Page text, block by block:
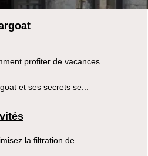
profiter de vacances...
et ses secrets se...
la filtration de...